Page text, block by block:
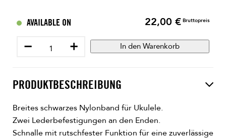
AVAILABLE ON Preis
22,00 € Bruttopreis
− + In den Warenkorb
PRODUKTBESCHREIBUNG
Breites schwarzes Nylonband für Ukulele.
Zwei Lederbefestigungen an den Enden.
Schnalle mit rutschfester Funktion für eine zuverlässige